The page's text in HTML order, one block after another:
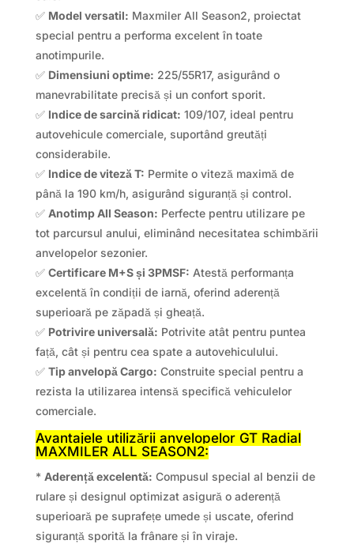
✅ Model versatil: Maxmiler All Season2, proiectat
special pentru a performa excelent în toate
anotimpurile.
✅ Dimensiuni optime: 225/55R17, asigurând o
manevrabilitate precisă și un confort sporit.
✅ Indice de sarcină ridicat: 109/107, ideal pentru
autovehicule comerciale, suportând greutăți
considerabile.
✅ Indice de viteză T: Permite o viteză maximă de
până la 190 km/h, asigurând siguranță și control.
✅ Anotimp All Season: Perfecte pentru utilizare pe
tot parcursul anului, eliminând necesitatea schimbării
anvelopelor sezonier.
✅ Certificare M+S și 3PMSF: Atestă performanța
excelentă în condiții de iarnă, oferind aderență
superioară pe zăpadă și gheață.
✅ Potrivire universală: Potrivite atât pentru puntea
față, cât și pentru cea spate a autovehiculului.
✅ Tip anvelopă Cargo: Construite special pentru a
rezista la utilizarea intensă specifică vehiculelor
comerciale.
Avantajele utilizării anvelopelor GT Radial
MAXMILER ALL SEASON2:
* Aderență excelentă: Compusul special al benzii de
rulare și designul optimizat asigură o aderență
superioară pe suprafețe umede și uscate, oferind
siguranță sporită la frânare și în viraje.